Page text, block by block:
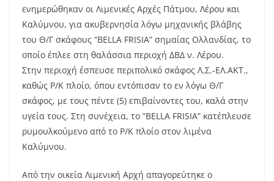
ενημερώθηκαν οι Λιμενικές Αρχές Πάτμου, Λέρου και
Καλύμνου, για ακυβερνησία λόγω μηχανικής βλάβης
του Θ/Γ σκάφους “BELLA FRISIA” σημαίας Ολλανδίας, το
οποίο έπλεε στη θαλάσσια περιοχή ΔΒΔ ν. Λέρου.
Στην περιοχή έσπευσε περιπολικό σκάφος Λ.Σ.-ΕΛ.ΑΚΤ.,
καθώς Ρ/Κ πλοίο, όπου εντόπισαν το εν λόγω Θ/Γ
σκάφος, με τους πέντε (5) επιβαίνοντες του, καλά στην
υγεία τους. Στη συνέχεια, το ”BELLA FRISIA” κατέπλευσε
ρυμουλκούμενο από το Ρ/Κ πλοίο στον λιμένα
Καλύμνου.
Από την οικεία Λιμενική Αρχή απαγορεύτηκε ο